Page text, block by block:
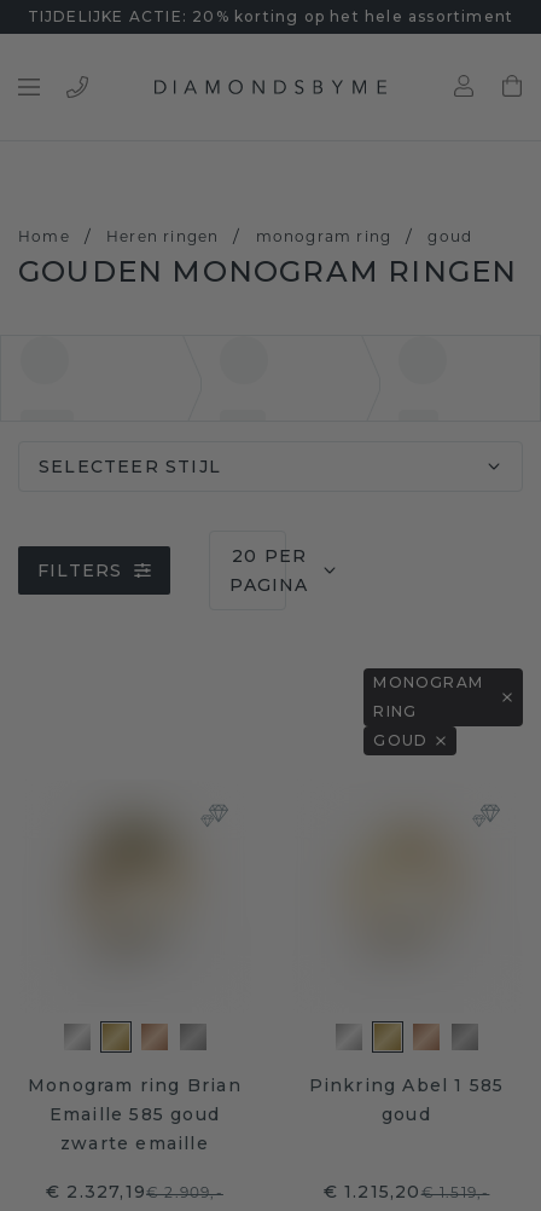
TIJDELIJKE ACTIE: 20% korting op het hele assortiment
Home / Heren ringen / monogram ring / goud
GOUDEN MONOGRAM RINGEN
SELECTEER STIJL
FILTERS
20 PER
PAGINA
MONOGRAM
RING
GOUD
Monogram ring Brian
Emaille 585 goud
zwarte emaille
€ 2.327,19€ 2.909,-
Pinkring Abel 1 585
goud
€ 1.215,20€ 1.519,-